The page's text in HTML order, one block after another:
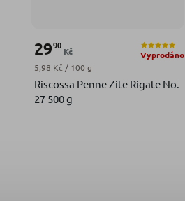
Riscossa Penne Zite Rigate No.
27 500 g
Vyprodáno
2990
Kč
Měrná cena:
5,98 Kč / 100 g